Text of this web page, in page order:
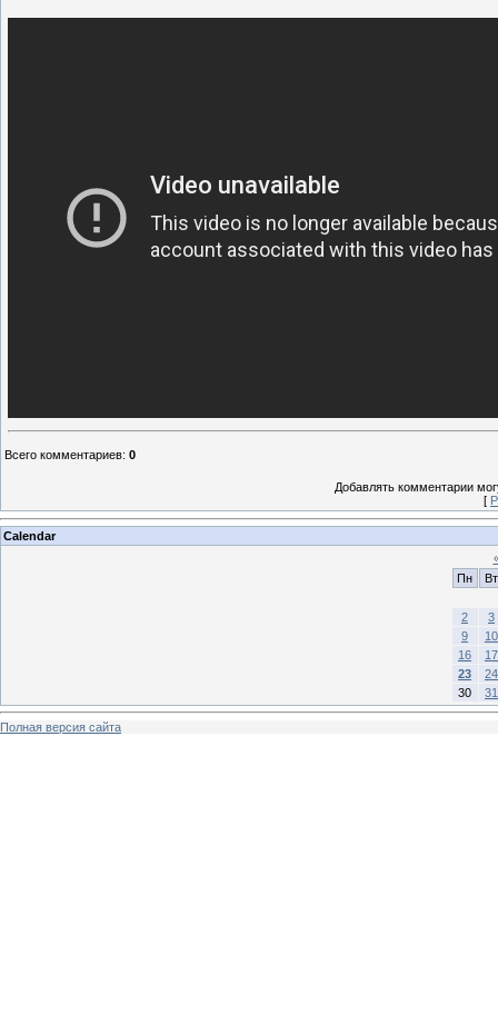
Всего комментариев: 0
Добавлять комментарии
[
Calendar
Пн
Вт
2
3
9
10
16
17
23
24
30
31
Полная версия сайта